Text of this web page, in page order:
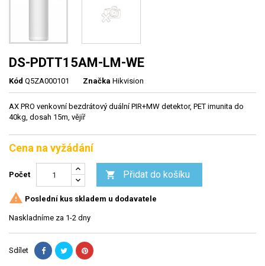
DS-PDTT15AM-LM-WE
Kód Q5ZA000101 Značka Hikvision
AX PRO venkovní bezdrátový duální PIR+MW detektor, PET imunita do
40kg, dosah 15m, vějíř
Cena na vyžádání
Počet  Přidat do košíku
 Poslední kus skladem u dodavatele
Naskladníme za 1-2 dny
Sdílet